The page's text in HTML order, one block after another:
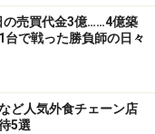
突出の高利益
の売買代金3億……4億築
で戦った勝負師の日々
ど人気外食チェーン店
5選